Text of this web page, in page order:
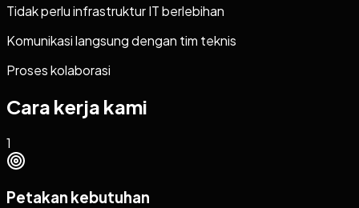
Tidak perlu infrastruktur IT berlebihan
Komunikasi langsung dengan tim teknis
Proses kolaborasi
Cara kerja kami
1
Petakan kebutuhan